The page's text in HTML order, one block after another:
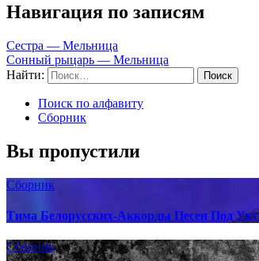
Навигация по записям
Сестра — Мельница
Сонный рыцарь — Мельница
Найти:
Поиск по алфавиту
Сборник
Вы пропустили
Сборник
Тима Белорусских-Аккорды Песен Под
Сборник